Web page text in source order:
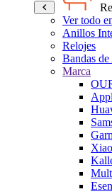
Ver todo
Anillos
Relojes
Bandas
Marca